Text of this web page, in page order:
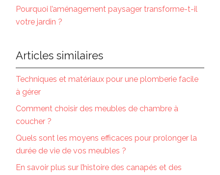
Pourquoi l’aménagement paysager transforme-t-il
votre jardin ?
Articles similaires
Techniques et matériaux pour une plomberie facile
à gérer
Comment choisir des meubles de chambre à
coucher ?
Quels sont les moyens efficaces pour prolonger la
durée de vie de vos meubles ?
En savoir plus sur l’histoire des canapés et des